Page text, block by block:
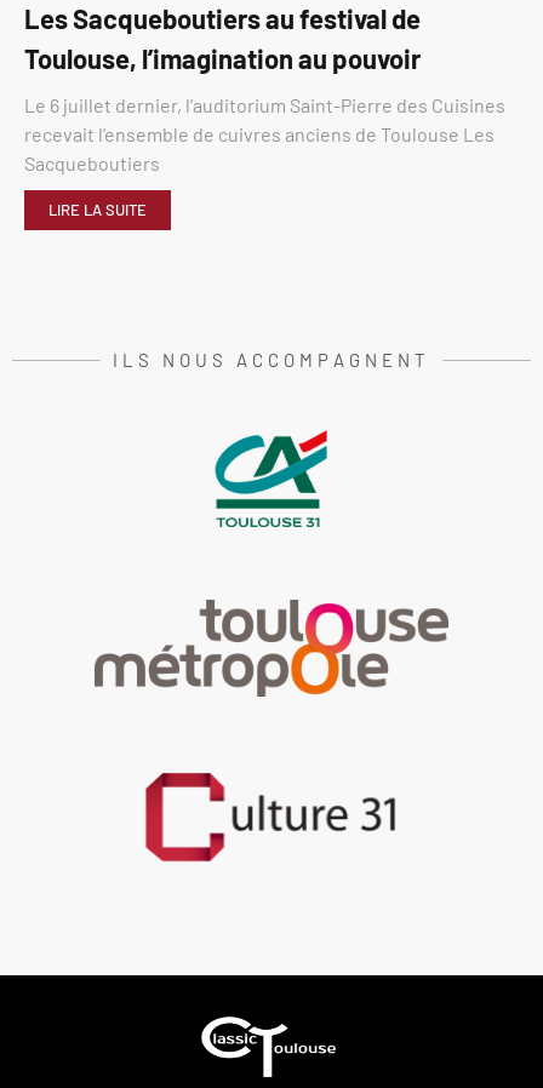
Les Sacqueboutiers au festival de
Toulouse, l’imagination au pouvoir
Le 6 juillet dernier, l’auditorium Saint-Pierre des Cuisines
recevait l’ensemble de cuivres anciens de Toulouse Les
Sacqueboutiers
LIRE LA SUITE
ILS NOUS ACCOMPAGNENT